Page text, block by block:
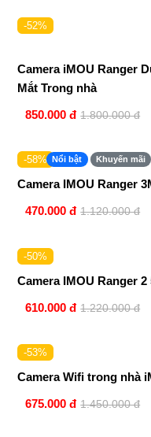
-52%
Camera iMOU Ranger
Mắt Trong nhà
850.000 đ 1.800.000 đ
Nổi bật Khuyến mãi
-58%
Camera IMOU Ranger
470.000 đ 1.120.000 đ
-50%
Camera IMOU Ranger 2
610.000 đ 1.220.000 đ
-53%
Camera Wifi trong nhà
675.000 đ 1.450.000 đ